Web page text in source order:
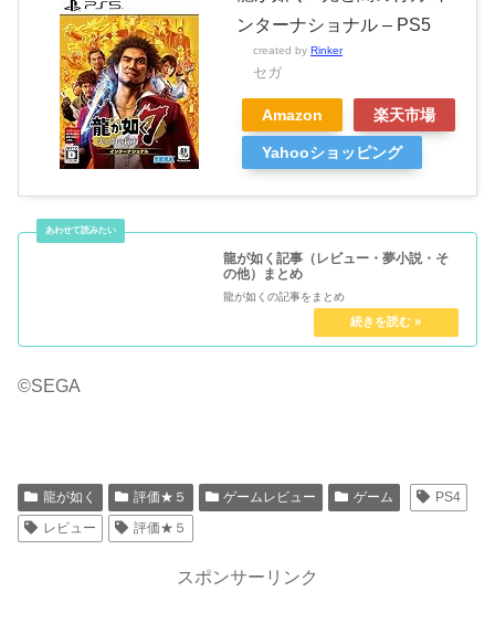
ンターナショナル – PS5
created by Rinker
セガ
Amazon 楽天市場
Yahooショッピング
龍が如く記事（レビュー・夢小説・そ
の他）まとめ
龍が如くの記事をまとめ
©SEGA
龍が如く 評価★５ ゲームレビュー ゲーム
PS4
レビュー
評価★５
スポンサーリンク